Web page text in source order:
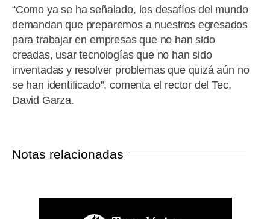
“Como ya se ha señalado, los desafíos del mundo
demandan que preparemos a nuestros egresados
para trabajar en empresas que no han sido
creadas, usar tecnologías que no han sido
inventadas y resolver problemas que quizá aún no
se han identificado”, comenta el rector del Tec,
David Garza.
Notas relacionadas